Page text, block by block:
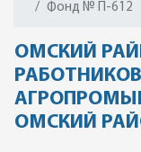
Фонд № П-612
ОМСКИЙ
РАБОТНИКОВ
ОМСКИЙ